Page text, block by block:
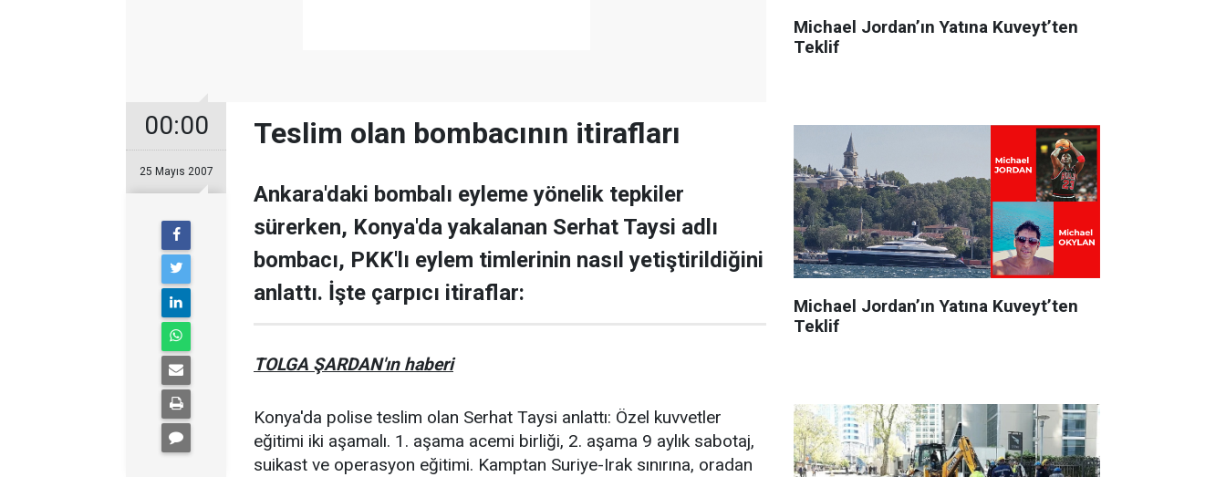
00:00
25 Mayıs 2007
Teslim olan bombacının itirafları
Ankara'daki bombalı eyleme yönelik tepkiler
sürerken, Konya'da yakalanan Serhat Taysi adlı
bombacı, PKK'lı eylem timlerinin nasıl yetiştirildiğini
anlattı. İşte çarpıcı itiraflar:
TOLGA ŞARDAN'ın haberi
Konya'da polise teslim olan Serhat Taysi anlattı: Özel kuvvetler
eğitimi iki aşamalı. 1. aşama acemi birliği, 2. aşama 9 aylık sabotaj,
suikast ve operasyon eğitimi. Kamptan Suriye-Irak sınırına, oradan
Michael Jordan’ın Yatına Kuveyt’ten
Teklif
Michael Jordan’ın Yatına Kuveyt’ten
Teklif